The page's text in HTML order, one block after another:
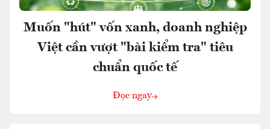
Muốn "hút" vốn xanh, doanh nghiệp
Việt cần vượt "bài kiểm tra" tiêu
chuẩn quốc tế
Đọc ngay